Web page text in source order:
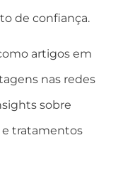
de confiança.
artigos em
nas redes
sobre
e tratamentos